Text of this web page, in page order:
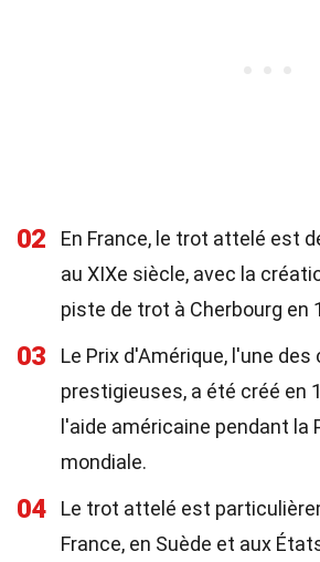
02
En France, le trot attelé est
au XIXe siècle, avec la
piste de trot à Cherbourg en
03
Le Prix d'Amérique, l'une
prestigieuses, a été créé en
l'aide américaine pendant la
mondiale.
04
Le trot attelé est
France, en Suède et aux